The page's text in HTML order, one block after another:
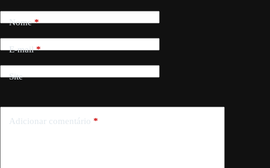
Nome*
E-mail*
Site
Adicionar comentário *